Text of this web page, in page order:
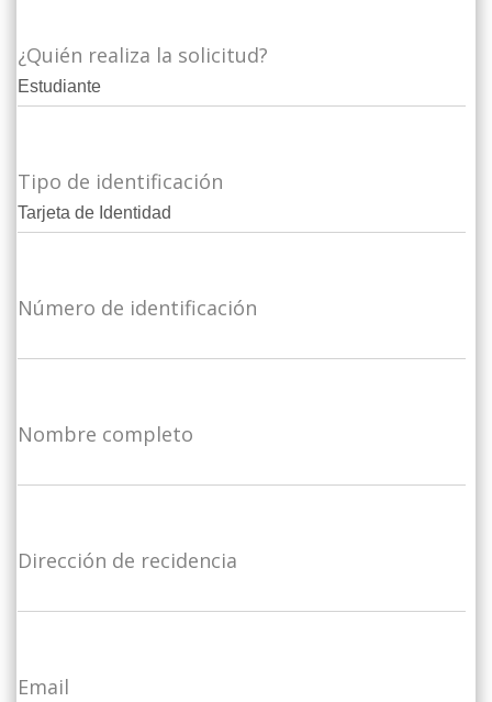
¿Quién realiza la solicitud?
Tipo de identificación
Número de identificación
Nombre completo
Dirección de recidencia
Email